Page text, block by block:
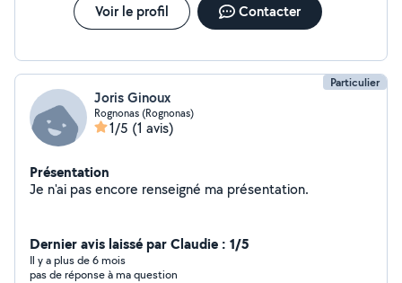
Voir le profil Contacter
Particulier
Joris Ginoux
Rognonas (Rognonas)
1/5 (1 avis)
Présentation
Je n'ai pas encore renseigné ma présentation.
Dernier avis laissé par Claudie : 1/5
Il y a plus de 6 mois
pas de réponse à ma question